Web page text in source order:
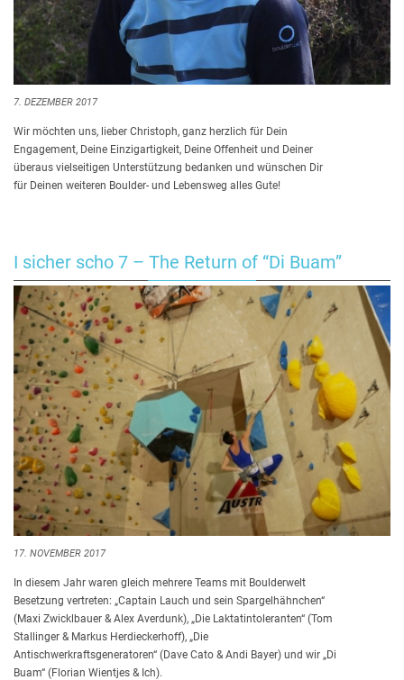
7. DEZEMBER 2017
Wir möchten uns, lieber Christoph, ganz herzlich für Dein
Engagement, Deine Einzigartigkeit, Deine Offenheit und Deiner
überaus vielseitigen Unterstützung bedanken und wünschen Dir
für Deinen weiteren Boulder- und Lebensweg alles Gute!
I sicher scho 7 – The Return of “Di Buam”
17. NOVEMBER 2017
In diesem Jahr waren gleich mehrere Teams mit Boulderwelt
Besetzung vertreten: „Captain Lauch und sein Spargelhähnchen“
(Maxi Zwicklbauer & Alex Averdunk), „Die Laktatintoleranten“ (Tom
Stallinger & Markus Herdieckerhoff), „Die
Antischwerkraftsgeneratoren“ (Dave Cato & Andi Bayer) und wir „Di
Buam“ (Florian Wientjes & Ich).